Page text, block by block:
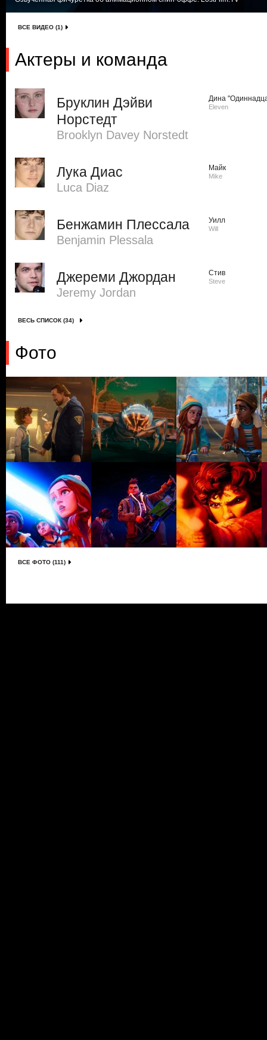
ВСЕ ВИДЕО (1)
Актеры и команда
Бруклин Дэйви
Норстедт
Brooklyn Davey Norstedt
Дина
Eleven
Лука Диас
Luca Diaz
Майк
Mike
Бенжамин Плессала
Benjamin Plessala
Уилл
Will
Джереми Джордан
Jeremy Jordan
Стив
Steve
ВЕСЬ СПИСОК (34)
Фото
ВСЕ ФОТО (111)